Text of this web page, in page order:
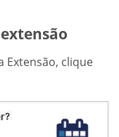
Extensão, clique